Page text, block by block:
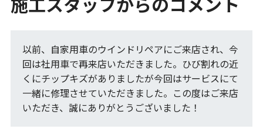
施工スタッフからのコメント
以前、自家用車のウインドリペアにご来店され、今
回は社用車で再来店いただきました。ひび割れの近
くにチップキズがありましたが今回はサービスにて
一緒に修理させていただきました。この度はご来店
いただき、誠にありがとうございました！